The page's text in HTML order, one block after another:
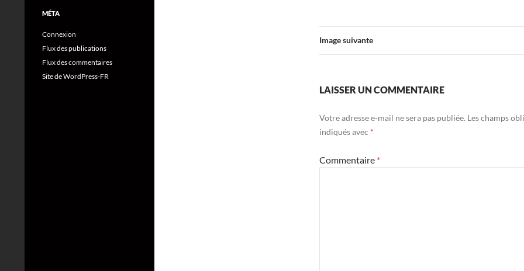
Image suivante
LAISSER UN COMMENTAIRE
Votre adresse e-mail ne sera pas publiée. Les champs
indiqués avec *
Commentaire *
MÉTA
Connexion
Flux des publications
Flux des commentaires
Site de WordPress-FR